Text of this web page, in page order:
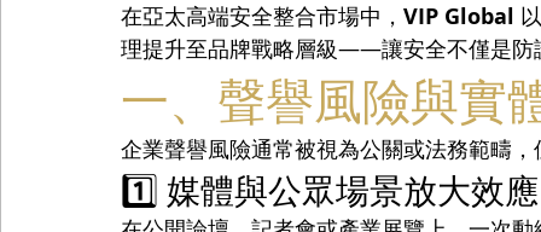
在亞太高端安全整合市場中， VIP Global
理提升至品牌戰略層級——讓安全不僅是防
一、聲譽風險與實
企業聲譽風險通常被視為公關或法務範疇
1️⃣ 媒體與公眾場景放大效應